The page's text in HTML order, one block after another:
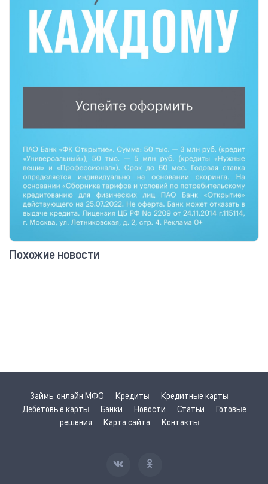
Похожие новости
Займы онлайн МФО Кредиты
Кредитные карты
Дебетовые карты
Банки Новости Статьи
Готовые
решения
Карта сайта Контакты